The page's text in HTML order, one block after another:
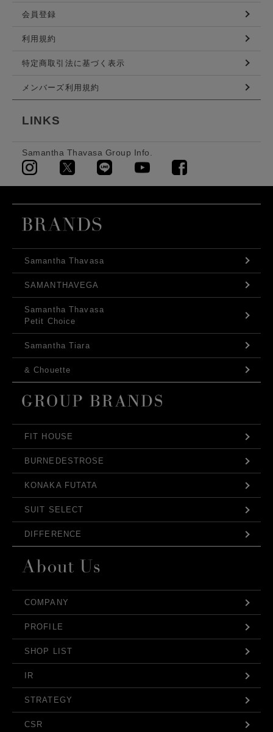
会員登録
利用規約
特定商取引法に基づく表示
メンバーズ利用規約
LINKS
Samantha Thavasa Group Info.
Samantha Thavasa
SAMANTHAVEGA
Samantha Thavasa
Petit Choice
Samantha Tiara
& Chouette
FIT HOUSE
BURNEDESTROSE
KONAKA FUTATA
SUIT SELECT
DIFFERENCE
COMPANY
PROFILE
SHOP LIST
IR
STRATEGY
CSR